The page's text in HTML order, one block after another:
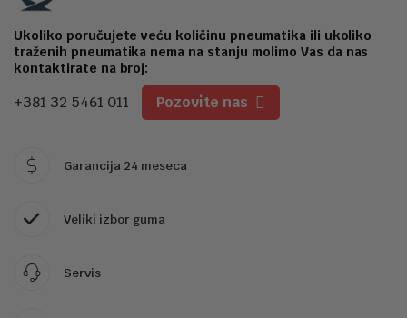
Ukoliko poručujete veću količinu pneumatika ili ukoliko
traženih pneumatika nema na stanju molimo Vas da nas
kontaktirate na broj:
+381 32 5461 011 Pozovite nas
Garancija 24 meseca
Veliki izbor guma
Servis